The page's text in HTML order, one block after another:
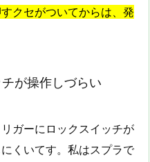
クセがついてからは、発
が操作しづらい
ガーにロックスイッチが
くいてす。私はスプラで